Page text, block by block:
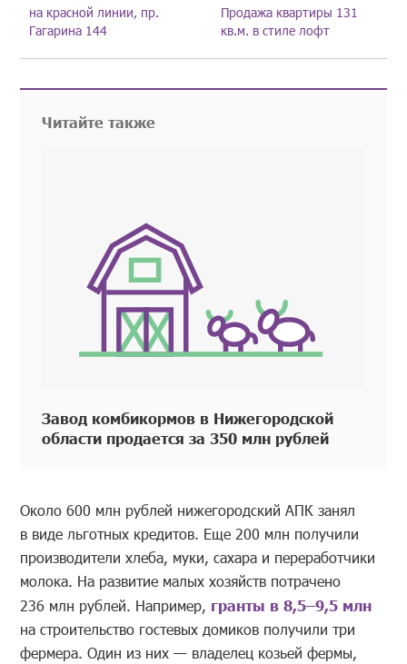
на красной линии, пр.
Гагарина 144
Продажа квартиры 131
кв.м. в стиле лофт
Читайте также
Завод комбикормов в Нижегородской
области продается за 350 млн рублей
Около 600 млн рублей нижегородский АПК занял
в виде льготных кредитов. Еще 200 млн получили
производители хлеба, муки, сахара и переработчики
молока. На развитие малых хозяйств потрачено
236 млн рублей. Например, гранты в 8,5–9,5 млн
на строительство гостевых домиков получили три
фермера. Один из них — владелец козьей фермы,